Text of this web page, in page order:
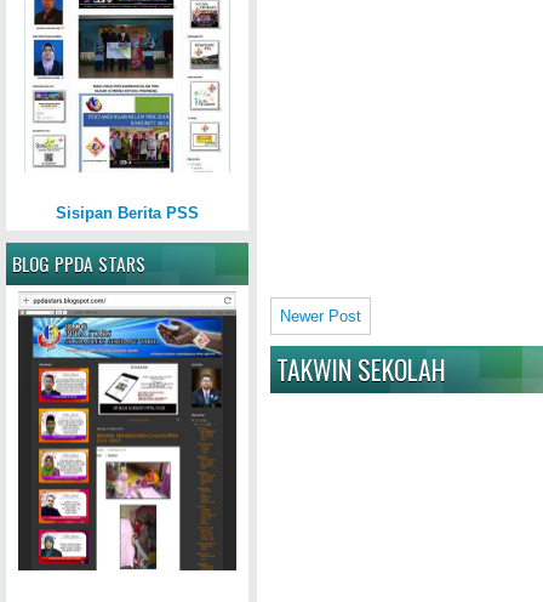
Newer Post
TAKWIN SEKOLAH
Sisipan Berita PSS
BLOG PPDA STARS